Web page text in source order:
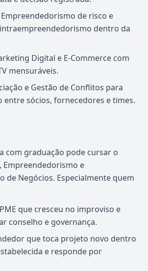
de risco e
dentro da
Digital e E-Commerce com
mensuráveis.
e Gestão de Conflitos para
entre sócios, fornecedores e times.
com graduação pode cursar o
Empreendedorismo e
de Negócios. Especialmente quem
que cresceu no improviso e
conselho e governança.
que toca projeto novo dentro
e responde por